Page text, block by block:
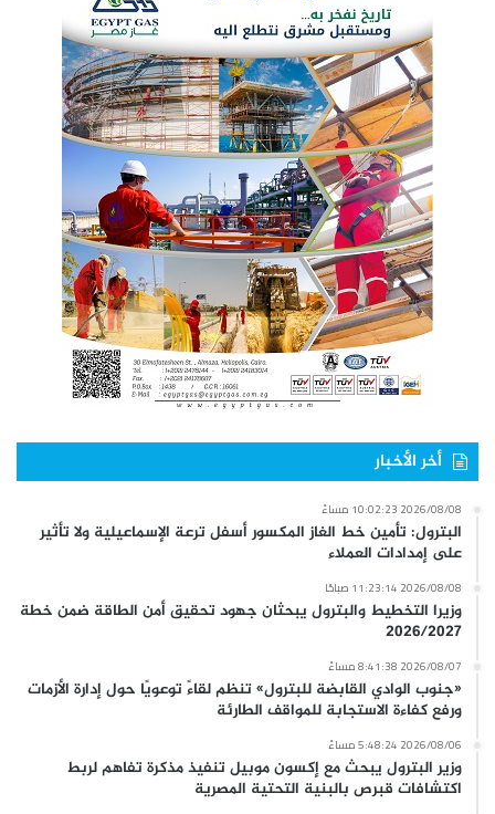
أخر الأخبار
2026/08/08 10:02:23 مساءً
البترول: تأمين خط الغاز المكسور أسفل ترعة الإسماعيلية ولا تأثير
على إمدادات العملاء
2026/08/08 11:23:14 صباحًا
وزيرا التخطيط والبترول يبحثان جهود تحقيق أمن الطاقة ضمن خطة
2026/2027
2026/08/07 8:41:38 مساءً
«جنوب الوادي القابضة للبترول» تنظم لقاءً توعويًا حول إدارة الأزمات
ورفع كفاءة الاستجابة للمواقف الطارئة
2026/08/06 5:48:24 مساءً
وزير البترول يبحث مع إكسون موبيل تنفيذ مذكرة تفاهم لربط
اكتشافات قبرص بالبنية التحتية المصرية